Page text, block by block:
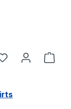
Du hast 0